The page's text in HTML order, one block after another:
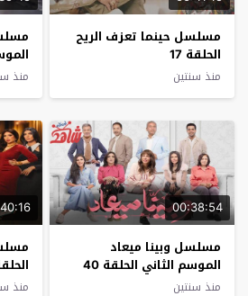
مسلسل حينما تعزف الريح
الحلقة 17
منذ سنتين منذ
00:38:54
مسلسل وبينا ميعاد
الموسم الثاني الحلقة 40
والاخيرة
منذ سنتين
الحلقة
منذ